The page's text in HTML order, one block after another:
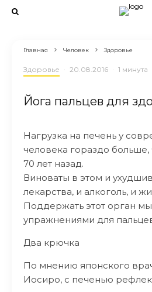
Главная Человек Здоровье
Здоровье · 20.08.2016 · 1 минута
Йога пальцев для
Нагрузка на печень у
человека гораздо больше,
70 лет назад.
Виноваты в этом и
лекарства, и алкоголь, и
Поддержать этот орган
упражнениями для
Два крючка
По мнению японского
Иосиро, с печенью